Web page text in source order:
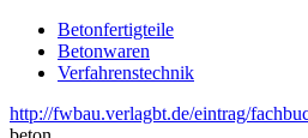
Betonfertigteile
Betonwaren
Verfahrenstechnik
http://fwbau.verlagbt.de/eintrag/